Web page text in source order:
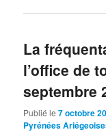
La
l’office de
septembre
Publié le7 octobre
Pyrénées